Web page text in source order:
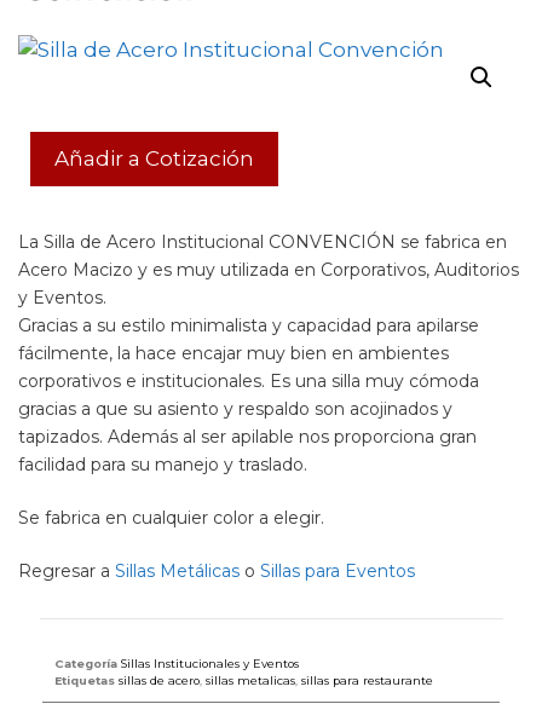
Añadir a Cotización
La Silla de Acero Institucional CONVENCIÓN se fabrica en
Acero Macizo y es muy utilizada en Corporativos, Auditorios
y Eventos.
Gracias a su estilo minimalista y capacidad para apilarse
fácilmente, la hace encajar muy bien en ambientes
corporativos e institucionales. Es una silla muy cómoda
gracias a que su asiento y respaldo son acojinados y
tapizados. Además al ser apilable nos proporciona gran
facilidad para su manejo y traslado.
Se fabrica en cualquier color a elegir.
Regresar a Sillas Metálicas o Sillas para Eventos
Categoría Sillas Institucionales y Eventos
Etiquetas sillas de acero sillas metalicas sillas para restaurante